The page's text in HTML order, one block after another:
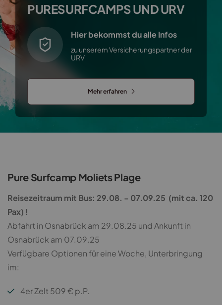
PURESURFCAMPS UND URV
Hier bekommst du alle Infos
zu unserem Versicherungspartner der
URV
Mehr erfahren
Pure Surfcamp Moliets Plage
Reisezeitraum mit Bus: 29.08. - 07.09.25 (mit ca. 120
Pax) !
Abfahrt in Osnabrück am 29.08.25 und Ankunft in
Osnabrück am 07.09.25
Verfügbare Optionen für eine Woche, Unterbringung
im:
4er Zelt 509 € p.P.